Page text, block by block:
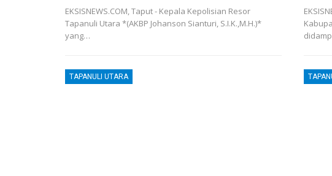
EKSISNEWS.COM, Taput - Kepala Kepolisian Resor
Tapanuli Utara *(AKBP Johanson Sianturi, S.I.K.,M.H.)*
yang…
TAPANULI UTARA